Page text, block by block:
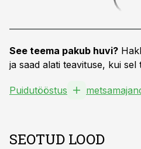
See teema pakub huvi?
ja saad alati teavituse, kui
Puidutööstus
SEOTUD LOOD